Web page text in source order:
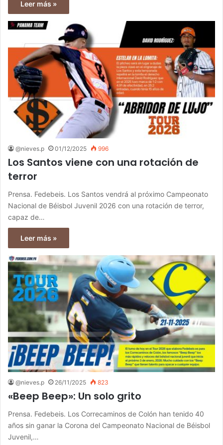
Leer más »
@nieves.p 01/12/2025 996
Los Santos viene con una rotación de
terror
Prensa. Fedebeis. Los Santos vendrá al próximo Campeonato
Nacional de Béisbol Juvenil 2026 con una rotación de terror,
capaz de…
Leer más »
@nieves.p 26/11/2025 823
«Beep Beep»: Un solo grito
Prensa. Fedebeis. Los Correcaminos de Colón han tenido 40
años sin ganar la Corona del Campeonato Nacional de Béisbol
Juvenil,…